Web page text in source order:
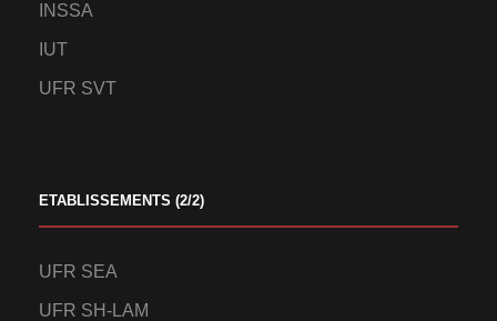
INSSA
IUT
UFR SVT
ETABLISSEMENTS (2/2)
UFR SEA
UFR SH-LAM